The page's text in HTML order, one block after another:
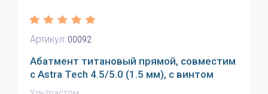
Артикул: 00092
Абатмент титановый прямой, совместим
с Astra Tech 4.5/5.0 (1.5 мм), с винтом